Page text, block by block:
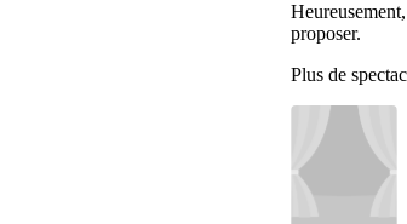
proposer.
Plus de